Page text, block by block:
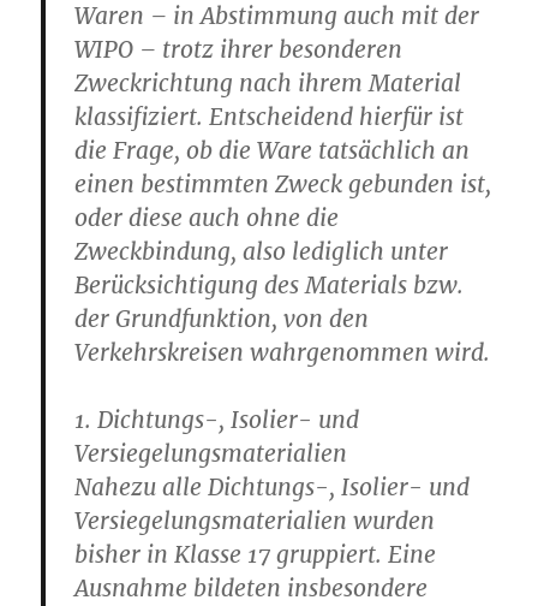
Waren – in Abstimmung auch mit der
WIPO – trotz ihrer besonderen
Zweckrichtung nach ihrem Material
klassifiziert. Entscheidend hierfür ist
die Frage, ob die Ware tatsächlich an
einen bestimmten Zweck gebunden ist,
oder diese auch ohne die
Zweckbindung, also lediglich unter
Berücksichtigung des Materials bzw.
der Grundfunktion, von den
Verkehrskreisen wahrgenommen wird.
1. Dichtungs-, Isolier- und
Versiegelungsmaterialien
Nahezu alle Dichtungs-, Isolier- und
Versiegelungsmaterialien wurden
bisher in Klasse 17 gruppiert. Eine
Ausnahme bildeten insbesondere